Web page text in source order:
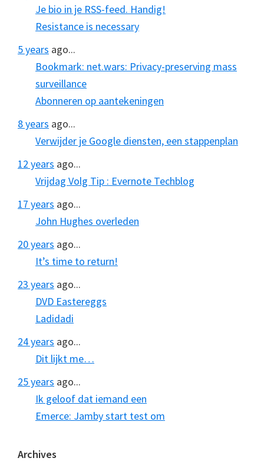
Je bio in je RSS-feed. Handig!
Resistance is necessary
5 years ago...
Bookmark: net.wars: Privacy-preserving mass
surveillance
Abonneren op aantekeningen
8 years ago...
Verwijder je Google diensten, een stappenplan
12 years ago...
Vrijdag Volg Tip : Evernote Techblog
17 years ago...
John Hughes overleden
20 years ago...
It’s time to return!
23 years ago...
DVD Eastereggs
Ladidadi
24 years ago...
Dit lijkt me…
25 years ago...
Ik geloof dat iemand een
Emerce: Jamby start test om
Archives